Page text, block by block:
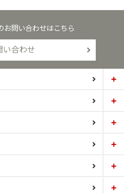
お問い合わせはこちら
い合わせ